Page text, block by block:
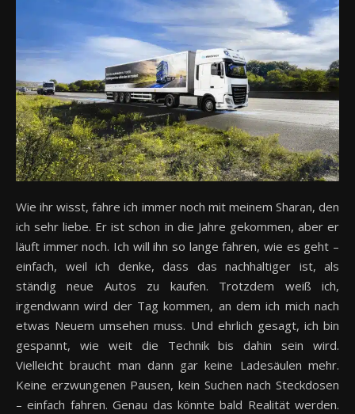
Wie ihr wisst, fahre ich immer noch mit meinem Sharan, den
ich sehr liebe. Er ist schon in die Jahre gekommen, aber er
läuft immer noch. Ich will ihn so lange fahren, wie es geht –
einfach, weil ich denke, dass das nachhaltiger ist, als
ständig neue Autos zu kaufen. Trotzdem weiß ich,
irgendwann wird der Tag kommen, an dem ich mich nach
etwas Neuem umsehen muss. Und ehrlich gesagt, ich bin
gespannt, wie weit die Technik bis dahin sein wird.
Vielleicht braucht man dann gar keine Ladesäulen mehr.
Keine erzwungenen Pausen, kein Suchen nach Steckdosen
– einfach fahren. Genau das könnte bald Realität werden.